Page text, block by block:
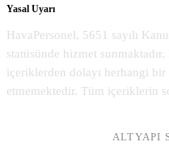
Yasal Uyarı
HavaPersonel, 5651 sayılı
statüsünde hizmet
içeriklerden dolayı herhangi
etmemektedir. Tüm içeriklerin
ALTYAPI